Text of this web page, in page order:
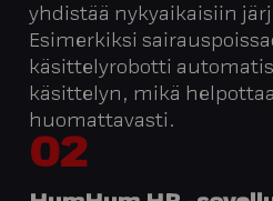
yhdistää nykyaikaisiin
Esimerkiksi
käsittelyrobotti
käsittelyn, mikä
huomattavasti.
02